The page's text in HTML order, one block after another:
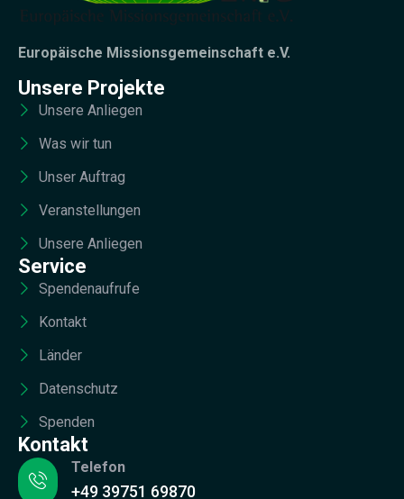
Europäische Missionsgemeinschaft e.V.
Unsere Projekte
Unsere Anliegen
Was wir tun
Unser Auftrag
Veranstellungen
Unsere Anliegen
Service
Spendenaufrufe
Kontakt
Länder
Datenschutz
Spenden
Kontakt
Telefon
+49 39751 69870